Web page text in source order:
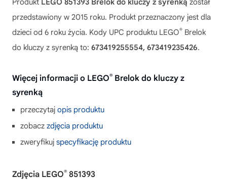
Produkt LEGO 851393 Brelok do kluczy z syrenką został
przedstawiony w 2015 roku. Produkt przeznaczony jest dla
dzieci od 6 roku życia. Kody UPC produktu LEGO® Brelok
do kluczy z syrenką to: 673419255554, 673419235426.
Więcej informacji o LEGO® Brelok do kluczy z
syrenką
przeczytaj opis produktu
zobacz zdjęcia produktu
zweryfikuj specyfikację produktu
Zdjęcia LEGO® 851393